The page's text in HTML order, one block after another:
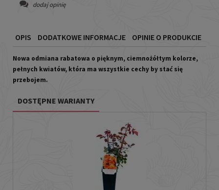
dodaj opinię
OPIS DODATKOWE INFORMACJE OPINIE O PRODUKCIE
Nowa odmiana rabatowa o pięknym, ciemnożółtym kolorze,
pełnych kwiatów, która ma wszystkie cechy by stać się
przebojem.
DOSTĘPNE WARIANTY